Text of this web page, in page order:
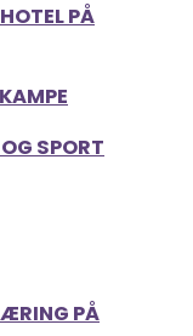
PÅ
SPORT
PÅ